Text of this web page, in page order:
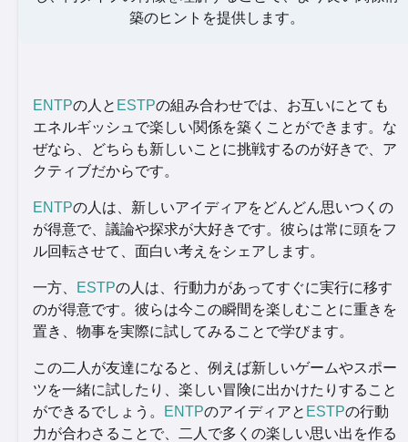
築のヒントを提供します。
ENTPの人と ESTPの組み合わせでは、お互いにとても
エネルギッシュで楽しい関係を築くことができます。な
ぜなら、どちらも新しいことに挑戦するのが好きで、ア
クティブだからです。
ENTPの人は、新しいアイディアをどんどん思いつくの
が得意で、議論や探求が大好きです。彼らは常に頭をフ
ル回転させて、面白い考えをシェアします。
一方、 ESTPの人は、行動力があってすぐに実行に移す
のが得意です。彼らは今この瞬間を楽しむことに重きを
置き、物事を実際に試してみることで学びます。
この二人が友達になると、例えば新しいゲームやスポー
ツを一緒に試したり、楽しい冒険に出かけたりすること
ができるでしょう。
ENTPのアイディアと ESTPの行動
力が合わさることで、二人で多くの楽しい思い出を作る